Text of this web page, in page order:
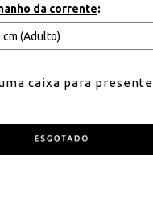
da corrente:
caixa para presente